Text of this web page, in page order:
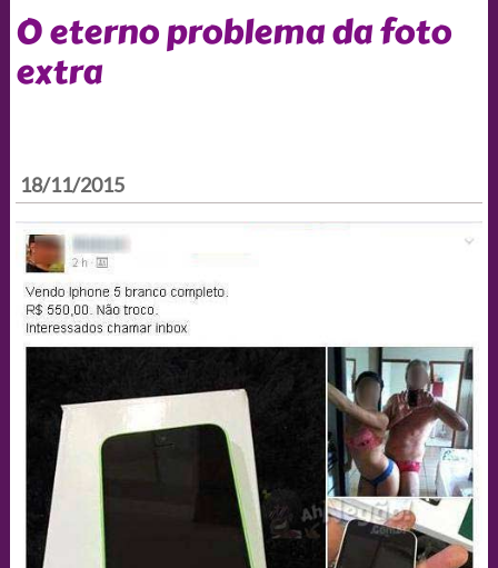
O eterno problema da foto
extra
18/11/2015